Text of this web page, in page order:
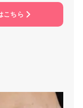
こちら